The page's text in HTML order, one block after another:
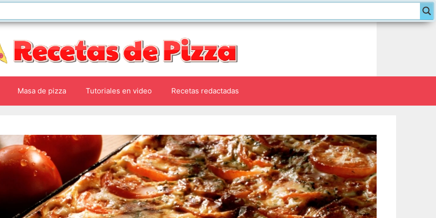
Masa de pizza Tutoriales en video Recetas redactadas